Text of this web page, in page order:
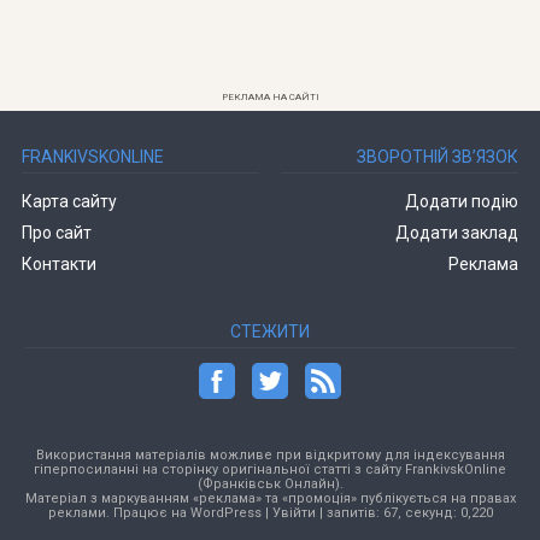
РЕКЛАМА НА САЙТІ
FRANKIVSKONLINE
Карта сайту
Про сайт
Контакти
ЗВОРОТНІЙ ЗВ’ЯЗОК
Додати подію
Додати заклад
Реклама
СТЕЖИТИ
Використання матеріалів можливе при відкритому для індексування
гіперпосиланні на сторінку оригінальної статті з сайту FrankivskOnline
(Франківськ Онлайн).
Матеріал з маркуванням «реклама» та «промоція» публікується на правах
реклами. Працює на WordPress| Увійти | запитів: 67, секунд: 0,220